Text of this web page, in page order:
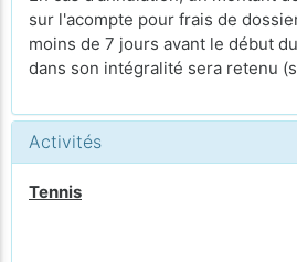
sur l'acompte pour frais de
moins de 7 jours avant le début
dans son intégralité sera retenu
Activités
Tennis